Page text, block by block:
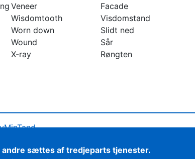
Veneer
Facade
Wisdomtooth
Visdomstand
Worn down
Slidt ned
Wound
Sår
X-ray
Røngten
andre sættes af tredjeparts tjenester.